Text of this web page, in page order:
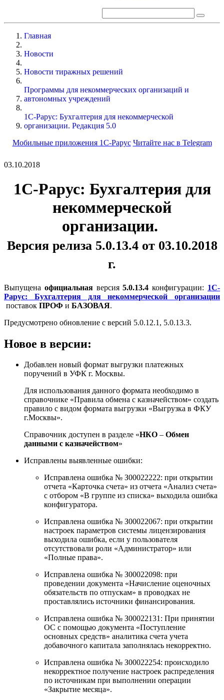
Главная
Новости
Новости тиражных решений
Программы для некоммерческих организаций и
автономных учреждений
1С-Рарус: Бухгалтерия для некоммерческой
организации. Редакция 5.0
Мобильные приложения 1С-Рарус Читайте нас в Telegram
03.10.2018
1С-Рарус: Бухгалтерия для
некоммерческой
организации.
Версия релиза 5.0.13.4 от 03.10.2018
г.
Выпущена официальнаяверсия5.0.13.4 конфигурации: 1С-
Рарус: Бухгалтерия для некоммерческой организации
поставок ПРОФ и БАЗОВАЯ.
Предусмотрено обновление с версий 5.0.12.1, 5.0.13.3.
Новое в версии:
Добавлен новый формат выгрузки платежных
поручений в УФК г. Москвы.
Для использования данного формата необходимо в
справочнике «Правила обмена с казначейством» создать
правило с видом формата выгрузки «Выгрузка в ФКУ
г.Москвы».
Справочник доступен в разделе «НКО – Обмен
данными с казначейством»
Исправлены выявленные ошибки:
Исправлена ошибка № З00022222: при открытии
отчета «Карточка счета» из отчета «Анализ счета»
с отбором «В группе из списка» выходила ошибка
конфигуратора.
Исправлена ошибка № З00022067: при открытии
настроек параметров системы лицензирования
выходила ошибка, если у пользователя
отсутствовали роли «Администратор» или
«Полные права».
Исправлена ошибка № З00022098: при
проведении документа «Начисление оценочных
обязательств по отпускам» в проводках не
проставлялись источники финансирования.
Исправлена ошибка № З00022131: При принятии
ОС с помощью документа «Поступление
основных средств» аналитика счета учета
добавочного капитала заполнялась некорректно.
Исправлена ошибка № З00022254: происходило
некорректное получение настроек распределения
по источникам при выполнении операции
«Закрытие месяца».